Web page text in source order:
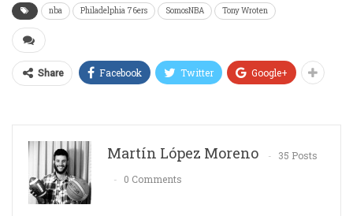
nba Philadelphia 76ers SomosNBA Tony Wroten
Share Facebook Twitter Google+
Martín López Moreno
35 Posts
0 Comments